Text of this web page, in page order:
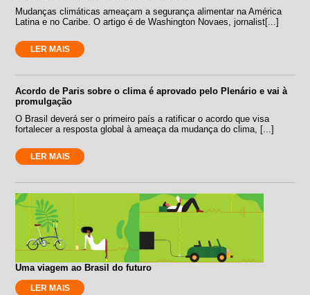
Mudanças climáticas ameaçam a segurança alimentar na América
Latina e no Caribe. O artigo é de Washington Novaes, jornalist[...]
LER MAIS
Acordo de Paris sobre o clima é aprovado pelo Plenário e vai à
promulgação
O Brasil deverá ser o primeiro país a ratificar o acordo que visa
fortalecer a resposta global à ameaça da mudança do clima, [...]
LER MAIS
Uma viagem ao Brasil do futuro
LER MAIS